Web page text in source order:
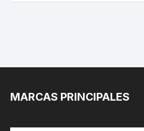
MARCAS PRINCIPALES